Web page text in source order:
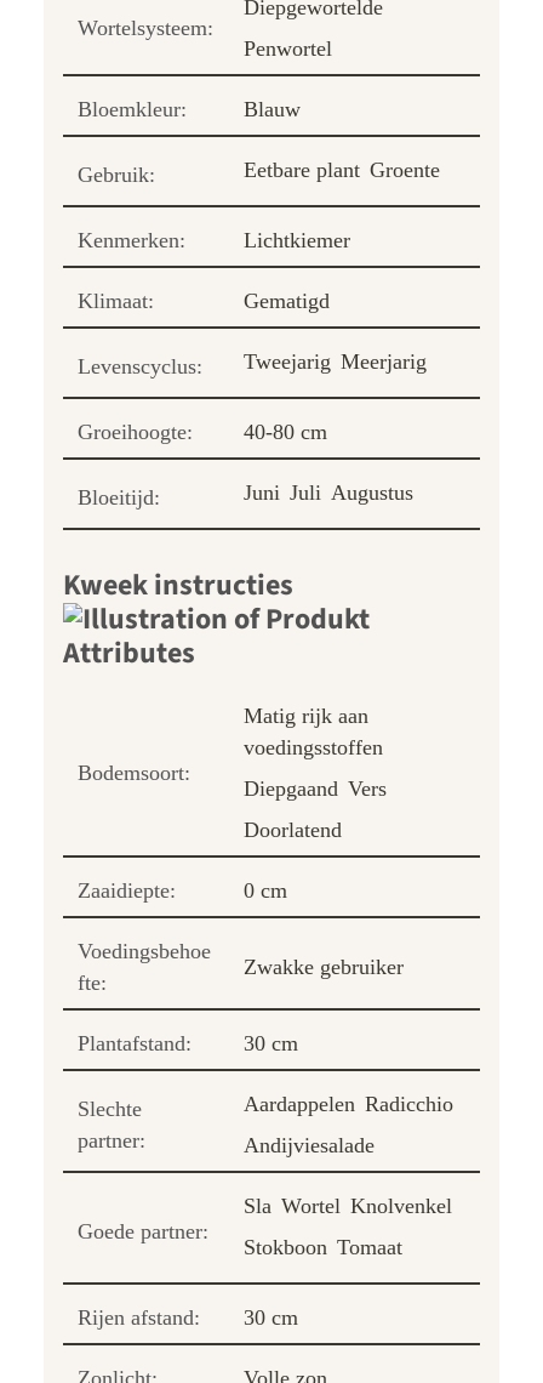
Wortelsysteem:
Diepgewortelde
Penwortel
Bloemkleur: Blauw
Gebruik: Eetbare plant Groente
Kenmerken: Lichtkiemer
Klimaat: Gematigd
Levenscyclus: Tweejarig Meerjarig
Groeihoogte: 40-80 cm
Bloeitijd: Juni Juli Augustus
Kweek instructies
Bodemsoort:
Matig rijk aan
voedingsstoffen
Diepgaand Vers
Doorlatend
Zaaidiepte: 0 cm
Voedingsbehoe
fte:
Zwakke gebruiker
Plantafstand: 30 cm
Slechte
partner:
Aardappelen Radicchio
Andijviesalade
Goede partner:
Sla Wortel Knolvenkel
Stokboon Tomaat
Rijen afstand: 30 cm
Zonlicht: Volle zon